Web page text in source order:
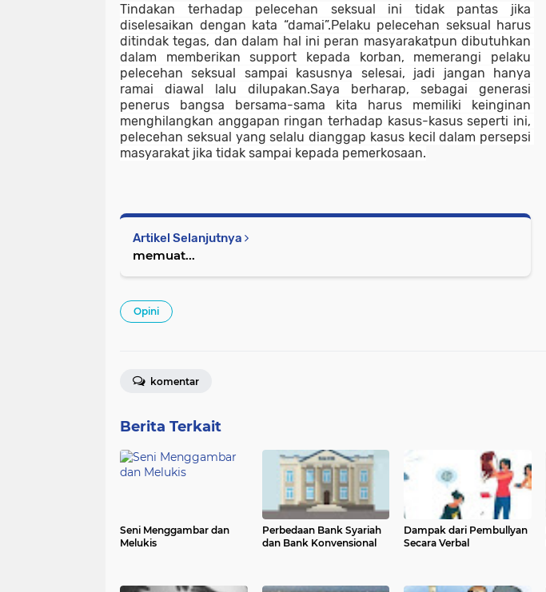
Tindakan terhadap pelecehan seksual ini tidak pantas jika
diselesaikan dengan kata “damai”.Pelaku pelecehan seksual harus
ditindak tegas, dan dalam hal ini peran masyarakatpun dibutuhkan
dalam memberikan support kepada korban, memerangi pelaku
pelecehan seksual sampai kasusnya selesai, jadi jangan hanya
ramai diawal lalu dilupakan.Saya berharap, sebagai generasi
penerus bangsa bersama-sama kita harus memiliki keinginan
menghilangkan anggapan ringan terhadap kasus-kasus seperti ini,
pelecehan seksual yang selalu dianggap kasus kecil dalam persepsi
masyarakat jika tidak sampai kepada pemerkosaan.
Artikel Selanjutnya
memuat...
Opini
komentar
Berita Terkait
Seni Menggambar dan
Melukis
Perbedaan Bank Syariah
dan Bank Konvensional
Dampak dari Pembullyan
Secara Verbal